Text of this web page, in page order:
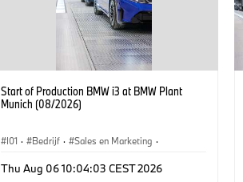
Start of Production BMW i3 at BMW Plant
Munich (08/2026)
I01 · Bedrijf · Sales en Marketing ·
Thu Aug 06 10:04:03 CEST 2026